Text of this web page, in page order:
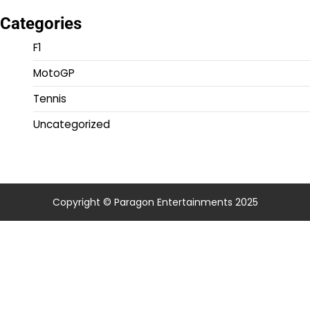
Categories
F1
MotoGP
Tennis
Uncategorized
Copyright © Paragon Entertainments 2025